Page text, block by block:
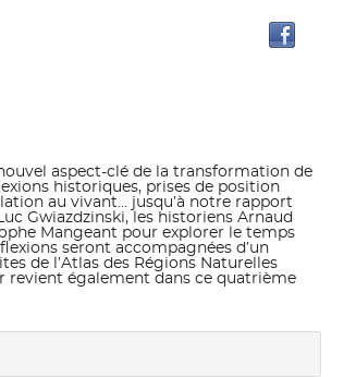
aspect-clé de la transformation de
historiques, prises de position
au vivant… jusqu’à notre rapport
Gwiazdzinski, les historiens Arnaud
Mangeant pour explorer le temps
seront accompagnées d’un
de l’Atlas des Régions Naturelles
revient également dans ce quatrième